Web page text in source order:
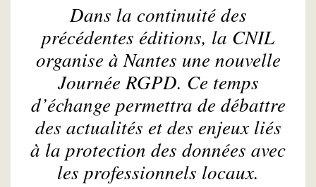
Dans la continuité des
précédentes éditions, la CNIL
organise à Nantes une nouvelle
Journée RGPD. Ce temps
d’échange permettra de débattre
des actualités et des enjeux liés
à la protection des données avec
les professionnels locaux.